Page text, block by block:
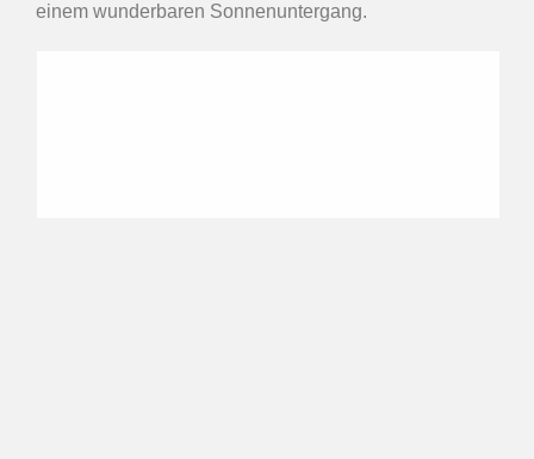
einem wunderbaren Sonnenuntergang.